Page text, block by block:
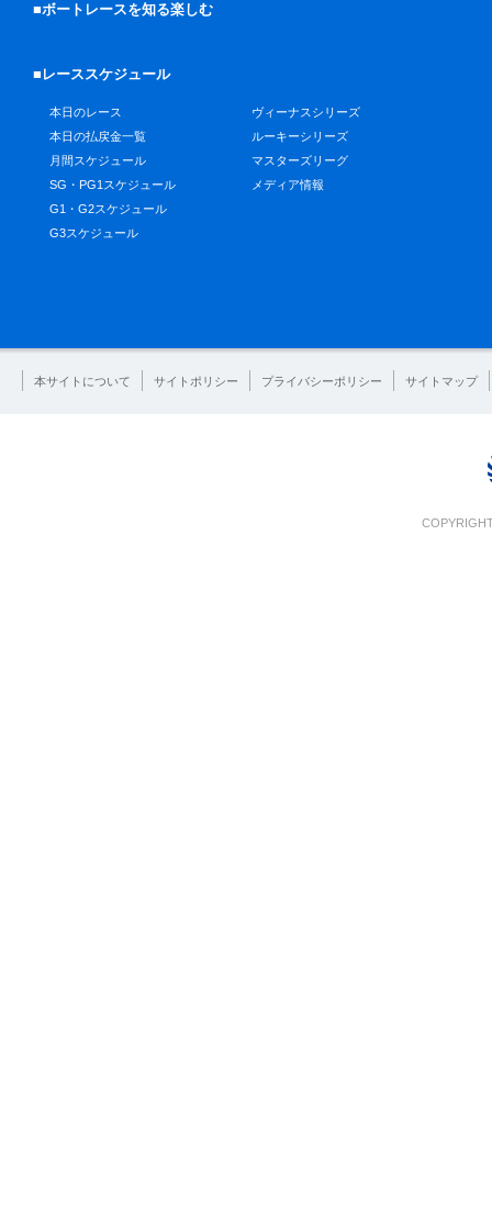
■ボートレースを知る楽しむ
■レーススケジュール
本日のレース
本日の払戻金一覧
月間スケジュール
SG・PG1スケジュール
G1・G2スケジュール
G3スケジュール
ヴィーナスシリーズ
ルーキーシリーズ
マスターズリーグ
メディア情報
本サイトについて サイトポリシー プライバシーポリシー サイトマップ